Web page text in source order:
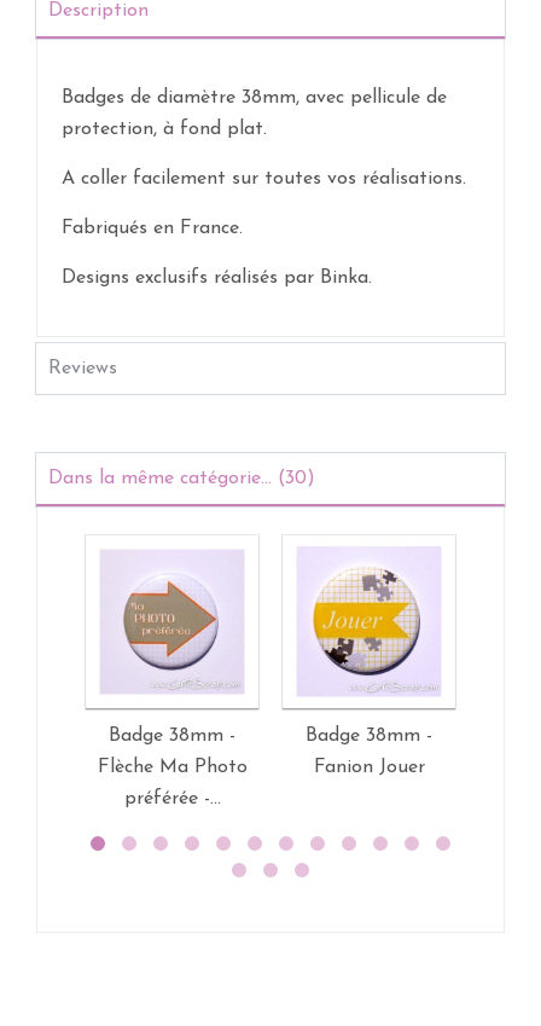
Description
Badges de diamètre 38mm, avec pellicule de
protection, à fond plat.
A coller facilement sur toutes vos réalisations.
Fabriqués en France.
Designs exclusifs réalisés par Binka.
Reviews
Dans la même catégorie... (30)
Badge 38mm -
Flèche Ma Photo
préférée -...
Badge 38mm -
Fanion Jouer